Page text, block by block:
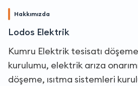
Hakkımızda
Lodos Elektrik
Kumru Elektrik tesisatı
kurulumu, elektrik arıza
döşeme, ısıtma sistemleri